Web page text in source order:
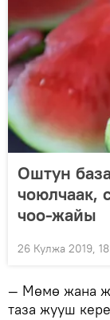
Оштун
чоюлчаак,
чоо-жайы
26 Кулжа 2019,
— Мөмө жана
таза жууш